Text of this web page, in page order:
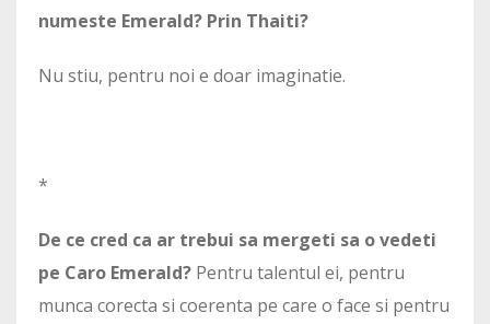
numeste Emerald? Prin Thaiti?
Nu stiu, pentru noi e doar imaginatie.
*
De ce cred ca ar trebui sa mergeti sa o vedeti
pe Caro Emerald? Pentru talentul ei, pentru
munca corecta si coerenta pe care o face si pentru